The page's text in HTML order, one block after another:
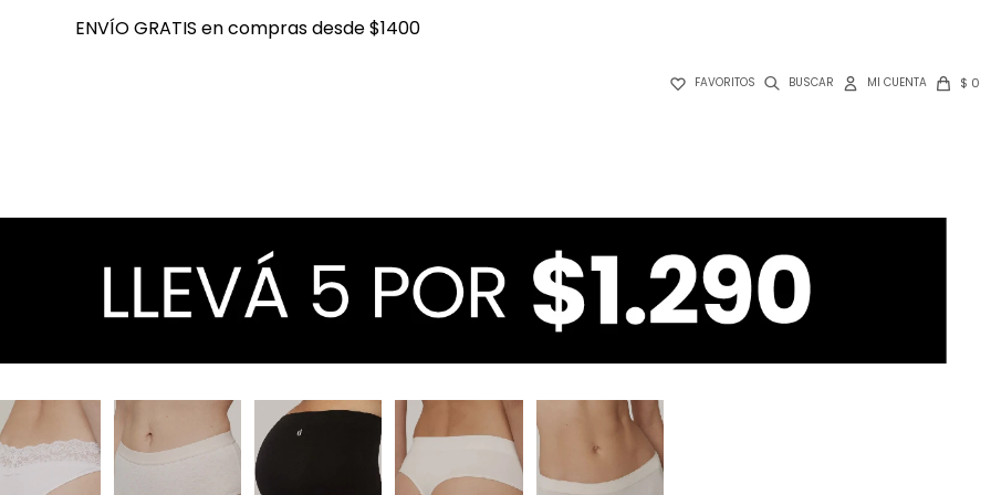
ENVÍO GRATIS en compras desde $1400
 FAVORITOS $ 0
ENVÍO GRATIS en compras desde $1400